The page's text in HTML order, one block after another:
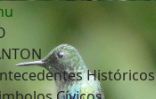
Históricos